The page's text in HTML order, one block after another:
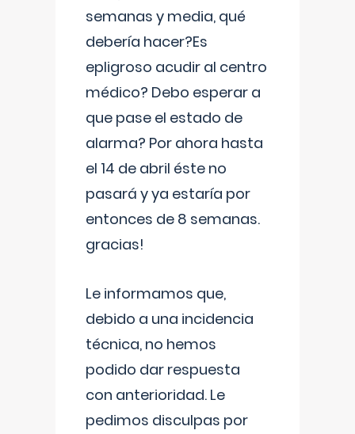
semanas y media, qué
debería hacer?Es
epligroso acudir al centro
médico? Debo esperar a
que pase el estado de
alarma? Por ahora hasta
el 14 de abril éste no
pasará y ya estaría por
entonces de 8 semanas.
gracias!
Le informamos que,
debido a una incidencia
técnica, no hemos
podido dar respuesta
con anterioridad. Le
pedimos disculpas por